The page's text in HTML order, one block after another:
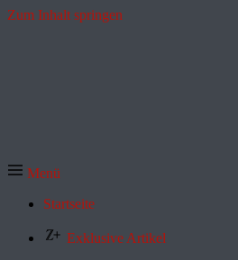
Zum Inhalt springen
Menü
Startseite
Exklusive Artikel